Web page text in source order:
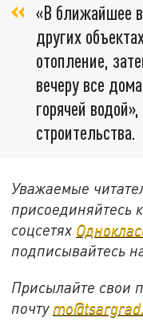
«В ближайшее
других
отопление,
вечеру все
горячей
строительства.
Уважаемые
присоединяйтесь
соцсетях
подписывайтесь
Присылайте свои
почту